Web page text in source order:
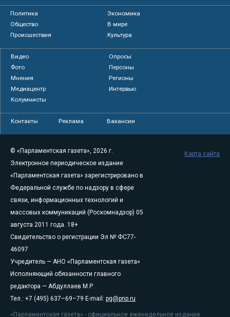
Политика
Экономика
Общество
В мире
Происшествия
Культура
Видео
Опросы
Фото
Персоны
Мнения
Регионы
Медиацентр
Интервью
Колумнисты
Контакты Реклама Вакансии
© «Парламентская газета», 2026 г.
Электронное периодическое издание
«Парламентская газета» зарегистрировано в
Федеральной службе по надзору в сфере
связи, информационных технологий и
массовых коммуникаций (Роскомнадзор) 05
августа 2011 года. 18+
Свидетельство о регистрации Эл № ФС77-
46097
Учредитель — АНО «Парламентская газета»
Исполняющий обязанности главного
редактора — Абдуллаев М.Р.
Тел.: +7 (495) 637–69–79 E-mail: pg@pnp.ru
«Парламентская газета» - официальное еженедельное издание
Карта сайта